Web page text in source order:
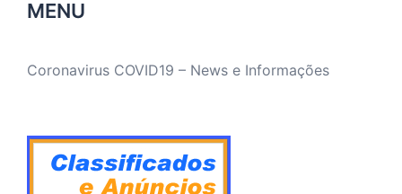
MENU
Coronavirus COVID19 – News e Informações